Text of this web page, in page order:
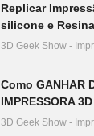
Replicar
silicone e
3D Geek Show -
Como GANHAR
IMPRESSORA
3D Geek Show -